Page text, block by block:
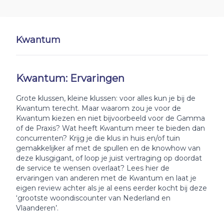
Kwantum
Kwantum: Ervaringen
Grote klussen, kleine klussen: voor alles kun je bij de
Kwantum terecht. Maar waarom zou je voor de
Kwantum kiezen en niet bijvoorbeeld voor de Gamma
of de Praxis? Wat heeft Kwantum meer te bieden dan
concurrenten? Krijg je die klus in huis en/of tuin
gemakkelijker af met de spullen en de knowhow van
deze klusgigant, of loop je juist vertraging op doordat
de service te wensen overlaat? Lees hier de
ervaringen van anderen met de Kwantum en laat je
eigen review achter als je al eens eerder kocht bij deze
‘grootste woondiscounter van Nederland en
Vlaanderen’.